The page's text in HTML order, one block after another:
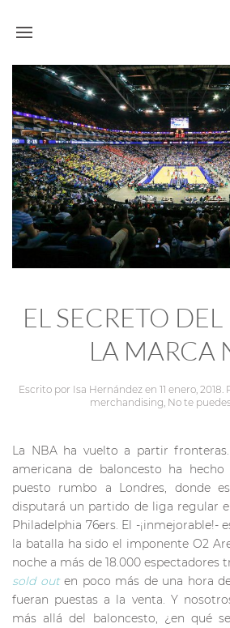
EL SECRETO
LA MARCA
Escrito por Isa Hernández en 11 enero, 2018
merchandising No te puedes
La NBA ha vuelto a partir
americana de baloncesto ha
puesto rumbo a Londres, donde
disputará un partido de liga regular
Philadelphia 76ers. El -¡inmejorable!-
la batalla ha sido el imponente O2
noche a más de 18.000 espectadores
sold outen poco más de una hora
fueran puestas a la venta. Y
más allá del baloncesto, ¿en qué